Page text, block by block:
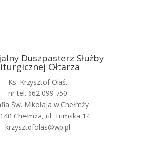
Duszpasterz Służby
Ołtarza
Ks. Krzysztof Olaś.
nr tel. 662 099 750
Św. Mikołaja w Chełmży
Chełmża, ul. Tumska 14.
krzysztofolas@wp.pl